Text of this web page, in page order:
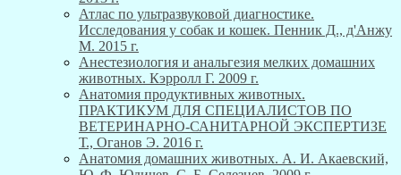
Атлас по ультразвуковой диагностике.
Исследования у собак и кошек. Пенник Д., д'Анжу
М. 2015 г.
Анестезиология и анальгезия мелких домашних
животных. Кэрролл Г. 2009 г.
Анатомия продуктивных животных.
ПРАКТИКУМ ДЛЯ СПЕЦИАЛИСТОВ ПО
ВЕТЕРИНАРНО-САНИТАРНОЙ ЭКСПЕРТИЗЕ
Т., Оганов Э. 2016 г.
Анатомия домашних животных. А. И. Акаевский,